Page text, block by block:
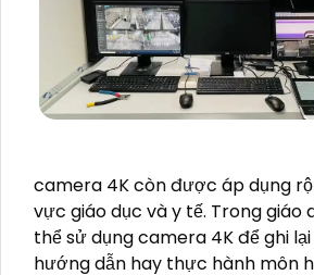
camera 4K còn được áp dụng
vực giáo dục và y tế. Trong giáo
thể sử dụng camera 4K để ghi
hướng dẫn hay thực hành môn